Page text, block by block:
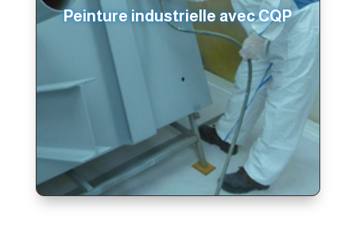
Peinture industrielle avec CQP